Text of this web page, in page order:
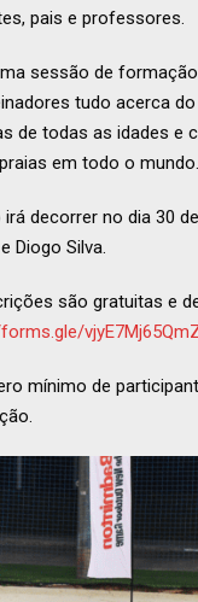
pais e professores.
sessão de
tudo acerca
de todas as idades e
em todo o mundo.
irá decorrer no dia 30
Diogo Silva.
são gratuitas e
mínimo de